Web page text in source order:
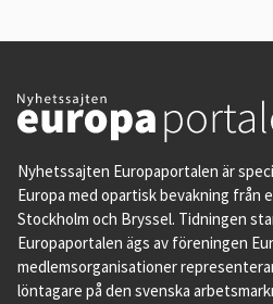
Nyhetssajten Europaportalen är
Europa med opartisk bevakning från
Stockholm och Bryssel. Tidningen
Europaportalen ägs av föreningen
medlemsorganisationer
löntagare på den svenska